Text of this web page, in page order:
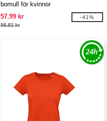
bomull för kvinnor
57.99 kr
98.81 kr
-41%